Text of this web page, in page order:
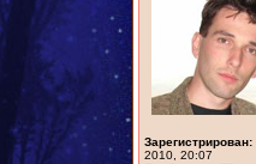
Зарегистрирован:
2010, 20:07